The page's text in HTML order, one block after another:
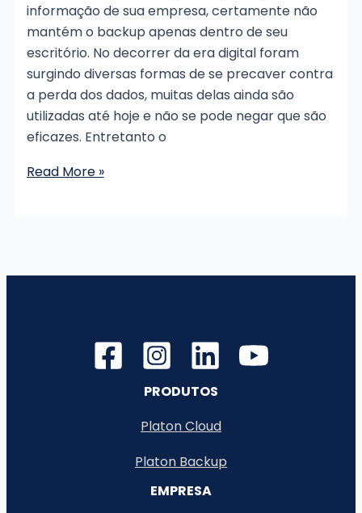
informação de sua empresa, certamente não
mantém o backup apenas dentro de seu
escritório. No decorrer da era digital foram
surgindo diversas formas de se precaver contra
a perda dos dados, muitas delas ainda são
utilizadas até hoje e não se pode negar que são
eficazes. Entretanto o
3
em
Armazenamento
Read More »
PRODUTOS
Platon Cloud
Platon Backup
EMPRESA